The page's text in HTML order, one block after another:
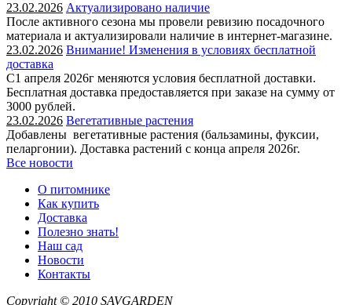
23.02.2026 Актуализировано наличие
После активного сезона мы провели ревизию посадочного
материала и актуализировали наличие в интернет-магазине.
23.02.2026 Внимание! Изменения в условиях бесплатной
доставка
С1 апреля 2026г меняются условия бесплатной доставки.
Бесплатная доставка предоставляется при заказе на сумму от
3000 рублей.
23.02.2026 Вегетативные растения
Добавлены вегетативные растения (бальзамины, фуксии,
пеларгонии). Доставка растений с конца апреля 2026г.
Все новости
О питомнике
Как купить
Доставка
Полезно знать!
Наш сад
Новости
Контакты
Copyright © 2010 SAVGARDEN